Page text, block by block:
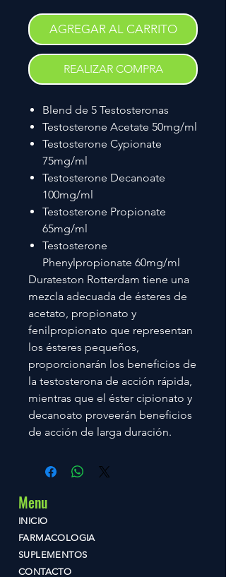
AGREGAR AL CARRITO
REALIZAR COMPRA
Blend de 5 Testosteronas
Testosterone Acetate 50mg/ml
Testosterone Cypionate
75mg/ml
Testosterone Decanoate
100mg/ml
Testosterone Propionate
65mg/ml
Testosterone
Phenylpropionate 60mg/ml
Durateston Rotterdam tiene una
mezcla adecuada de ésteres de
acetato, propionato y
fenilpropionato que representan
los ésteres pequeños,
proporcionarán los beneficios de
la testosterona de acción rápida,
mientras que el éster cipionato y
decanoato proveerán beneficios
de acción de larga duración.
Menu
INICIO
FARMACOLOGIA
SUPLEMENTOS
CONTACTO